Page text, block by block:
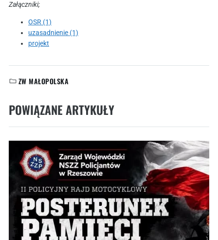
Załączniki;
OSR (1)
uzasadnienie (1)
projekt
KATEGORIE:
ZW MAŁOPOLSKA
POWIĄZANE ARTYKUŁY